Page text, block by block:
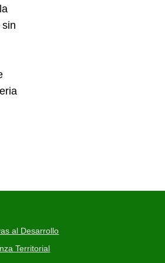
al Desarrollo
Territorial